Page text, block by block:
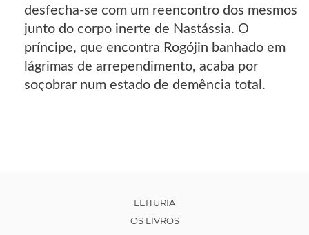
desfecha-se com um reencontro dos mesmos
junto do corpo inerte de Nastássia. O
príncipe, que encontra Rogójin banhado em
lágrimas de arrependimento, acaba por
soçobrar num estado de demência total.
LEITURIA
OS LIVROS